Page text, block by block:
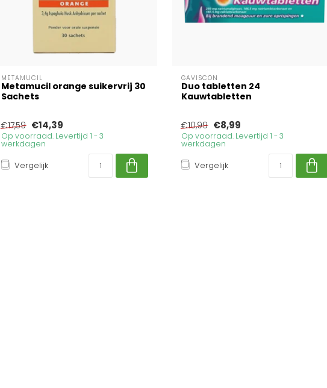
METAMUCIL
Metamucil orange suikervrij 30
Sachets
€17,59 €14,39
Op voorraad. Levertijd 1 - 3
werkdagen
Vergelijk
GAVISCON
Duo tabletten 24
Kauwtabletten
€10,99 €8,99
Op voorraad. Levertijd 1 - 3
werkdagen
Vergelijk